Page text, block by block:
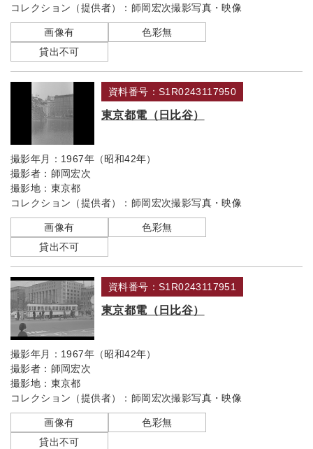
コレクション（提供者）： 師岡宏次撮影写真・映像
画像有
色彩無
貸出不可
資料番号：S1R0243117950
東京都電（日比谷）
撮影年月： 1967年（昭和42年）
撮影者： 師岡宏次
撮影地： 東京都
コレクション（提供者）： 師岡宏次撮影写真・映像
画像有
色彩無
貸出不可
資料番号：S1R0243117951
東京都電（日比谷）
撮影年月： 1967年（昭和42年）
撮影者： 師岡宏次
撮影地： 東京都
コレクション（提供者）： 師岡宏次撮影写真・映像
画像有
色彩無
貸出不可